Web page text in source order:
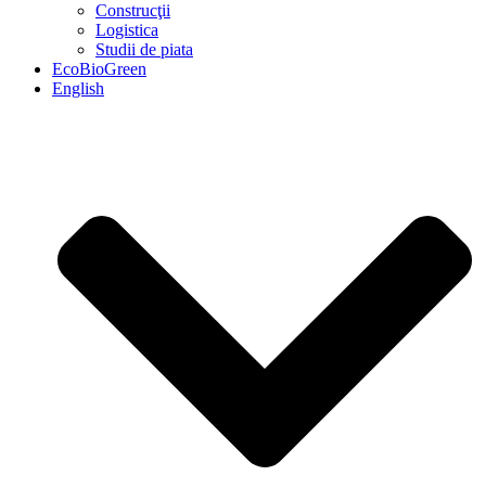
Construcţii
Logistica
Studii de piata
EcoBioGreen
English